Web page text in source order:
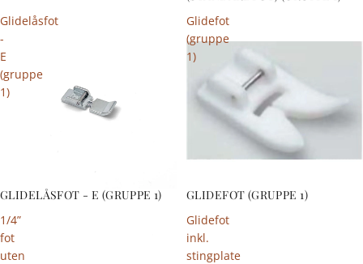
Glidelåsfot
-
E
(gruppe
1)
GLIDELÅSFOT - E (GRUPPE 1)
Glidefot
(gruppe
1)
GLIDEFOT (GRUPPE 1)
1/4”
fot
uten
Glidefot
inkl.
stingplate